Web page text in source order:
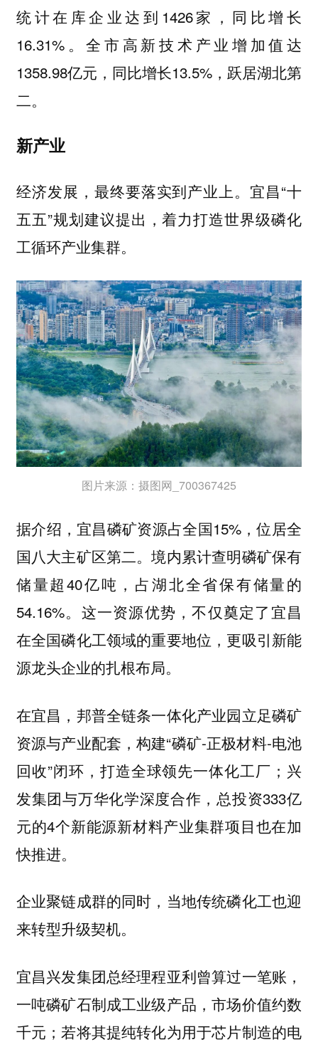
统计在库企业达到1426家，同比增长
16.31%。全市高新技术产业增加值达
1358.98亿元，同比增长13.5%，跃居湖北第
二。
新产业
经济发展，最终要落实到产业上。宜昌“十
五五”规划建议提出，着力打造世界级磷化
工循环产业集群。
图片来源：摄图网_700367425
据介绍，宜昌磷矿资源占全国15%，位居全
国八大主矿区第二。境内累计查明磷矿保有
储量超40亿吨，占湖北全省保有储量的
54.16%。这一资源优势，不仅奠定了宜昌
在全国磷化工领域的重要地位，更吸引新能
源龙头企业的扎根布局。
在宜昌，邦普全链条一体化产业园立足磷矿
资源与产业配套，构建“磷矿-正极材料-电池
回收”闭环，打造全球领先一体化工厂；兴
发集团与万华化学深度合作，总投资333亿
元的4个新能源新材料产业集群项目也在加
快推进。
企业聚链成群的同时，当地传统磷化工也迎
来转型升级契机。
宜昌兴发集团总经理程亚利曾算过一笔账，
一吨磷矿石制成工业级产品，市场价值约数
千元；若将其提纯转化为用于芯片制造的电